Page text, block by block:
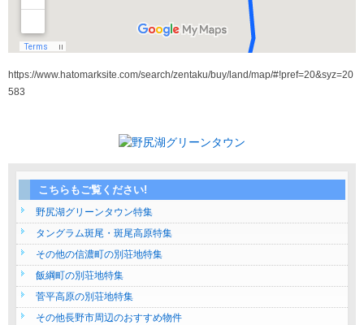
https://www.hatomarksite.com/search/zentaku/buy/land/map/#!pref=20&syz=20
583
こちらもご覧ください!
野尻湖グリーンタウン特集
タングラム斑尾・斑尾高原特集
その他の信濃町の別荘地特集
飯綱町の別荘地特集
菅平高原の別荘地特集
その他長野市周辺のおすすめ物件